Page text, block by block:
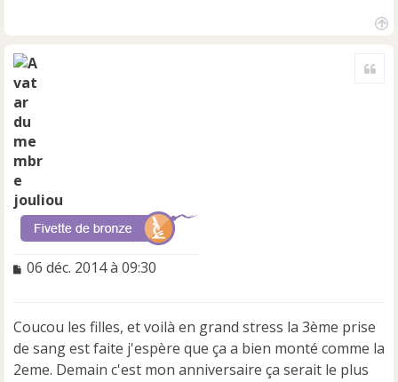
jouliou
M
a
g
e
06 déc. 2014 à 09:30
Coucou les filles, et voilà en grand stress la 3ème prise
de sang est faite j'espère que ça a bien monté comme la
2eme. Demain c'est mon anniversaire ça serait le plus